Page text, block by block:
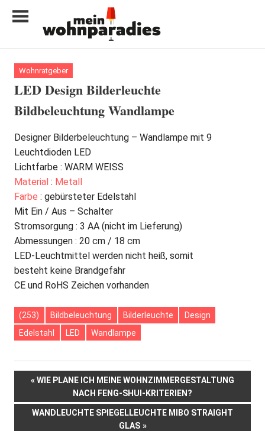
Inhalt
My
home
is
my
castle
Wohnratgeber
LED Design Bilderleuchte
Bildbeleuchtung Wandlampe
Designer Bilderbeleuchtung – Wandlampe mit 9
Leuchtdioden LED
Lichtfarbe : WARM WEISS
Material : Metall
Farbe : gebürsteter Edelstahl
Mit Ein / Aus – Schalter
Stromsorgung : 3 AA (nicht im Lieferung)
Abmessungen : 20 cm / 18 cm
LED-Leuchtmittel werden nicht heiß, somit
besteht keine Brandgefahr
CE und RoHS Zeichen vorhanden
(253) Bildbeleuchtung Bilderleuchte
Design
Edelstahl
LED Wandlampe
Beitrags-
Navigation
VORHERIGER
WIE PLANE ICH MEINE WOHNZIMMERGESTALTUNG
NACH FENG-SHUI-KRITERIEN?
NÄCHSTER
WANDLEUCHTE SPIEGELLEUCHTE MIBO STRAIGHT
GLAS